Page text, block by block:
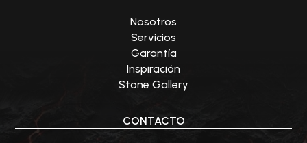
Nosotros
Servicios
Garantía
Inspiración
Stone Gallery
CONTACTO